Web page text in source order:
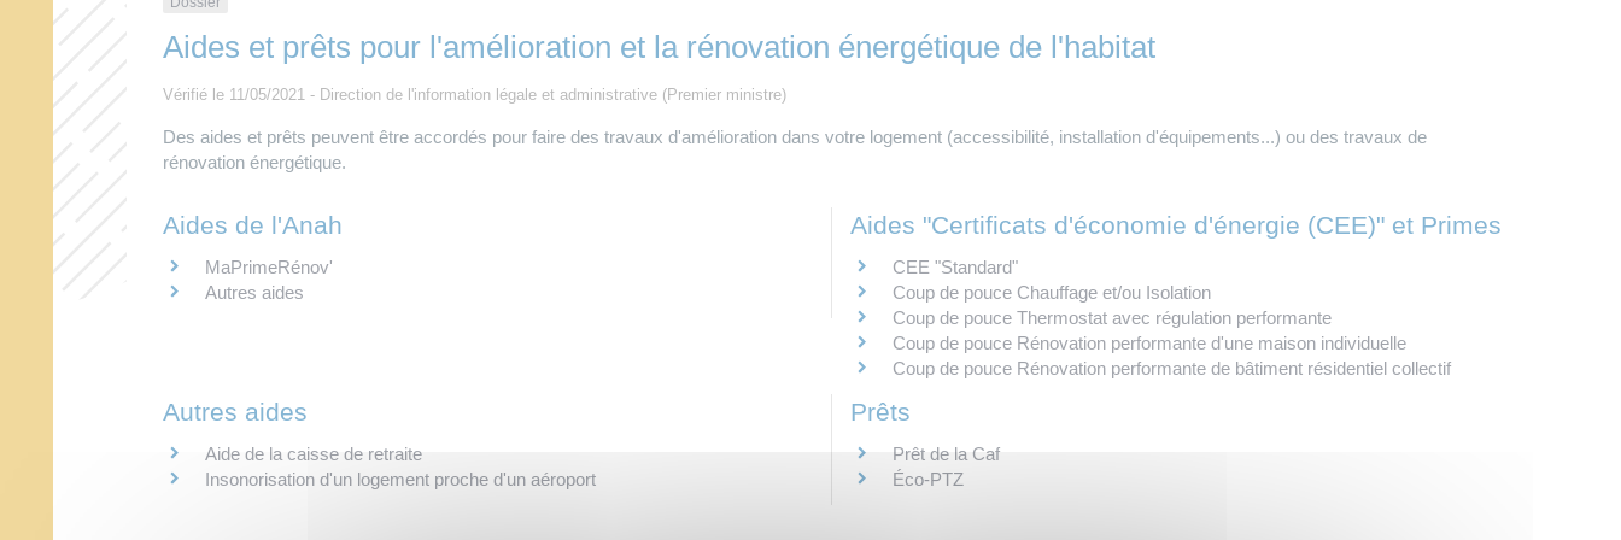
Aides et prêts pour l'amélioration et la rénovation énergétique de l'habitat
Vérifié le 11/05/2021 - Direction de l'information légale et administrative (Premier ministre)
Des aides et prêts peuvent être accordés pour faire des travaux d'amélioration dans votre logement (accessibilité, installation d'équipements...) ou des travaux de
rénovation énergétique.
Aides de l'Anah
MaPrimeRénov'
Autres aides
Aides "Certificats d'économie d'énergie (CEE)" et Primes
CEE "Standard"
Coup de pouce Chauffage et/ou Isolation
Coup de pouce Thermostat avec régulation performante
Coup de pouce Rénovation performante d'une maison individuelle
Coup de pouce Rénovation performante de bâtiment résidentiel collectif
Autres aides
Aide de la caisse de retraite
Insonorisation d'un logement proche d'un aéroport
Prêts
Prêt de la Caf
Éco-PTZ